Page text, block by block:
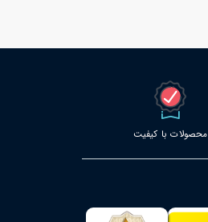
محصولات با کیفیت